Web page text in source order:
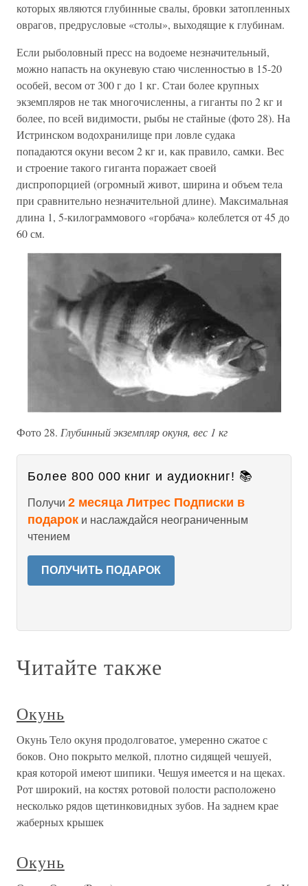
которых являются глубинные свалы, бровки затопленных
оврагов, предрусловые «столы», выходящие к глубинам.
Если рыболовный пресс на водоеме незначительный,
можно напасть на окуневую стаю численностью в 15-20
особей, весом от 300 г до 1 кг. Стаи более крупных
экземпляров не так многочисленны, а гиганты по 2 кг и
более, по всей видимости, рыбы не стайные (фото 28). На
Истринском водохранилище при ловле судака
попадаются окуни весом 2 кг и, как правило, самки. Вес
и строение такого гиганта поражает своей
диспропорцией (огромный живот, ширина и объем тела
при сравнительно незначительной длине). Максимальная
длина 1, 5-килограммового «горбача» колеблется от 45 до
60 см.
Фото 28. Глубинный экземпляр окуня, вес 1 кг
Более 800 000 книг и аудиокниг! 📚
Получи 2 месяца Литрес Подписки в
подарок и наслаждайся неограниченным
чтением
ПОЛУЧИТЬ ПОДАРОК
Читайте также
Окунь
Окунь Тело окуня продолговатое, умеренно сжатое с
боков. Оно покрыто мелкой, плотно сидящей чешуей,
края которой имеют шипики. Чешуя имеется и на щеках.
Рот широкий, на костях ротовой полости расположено
несколько рядов щетинковидных зубов. На заднем крае
жаберных крышек
Окунь